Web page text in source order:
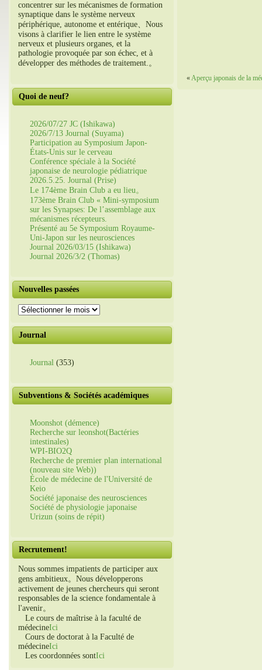
concentrer sur les mécanismes de formation
synaptique dans le système nerveux
périphérique, autonome et entérique、Nous
visons à clarifier le lien entre le système
nerveux et plusieurs organes, et la
pathologie provoquée par son échec, et à
développer des méthodes de traitement.。
Quoi de neuf?
2026/07/27 JC (Ishikawa)
2026/7/13 Journal (Suyama)
Participation au Symposium Japon-
États-Unis sur le cerveau
Conférence spéciale à la Société
japonaise de neurologie pédiatrique
2026.5.25. Journal (Prise)
Le 174ème Brain Club a eu lieu。
173ème Brain Club « Mini-symposium
sur les Synapses: De l’assemblage aux
mécanismes récepteurs.
Présenté au 5e Symposium Royaume-
Uni-Japon sur les neurosciences
Journal 2026/03/15 (Ishikawa)
Journal 2026/3/2 (Thomas)
Nouvelles passées
Nouvelles
passées
Journal
Journal (353)
Subventions & Sociétés académiques
Moonshot (démence)
Recherche sur leonshot(Bactéries
intestinales)
WPI-BIO2Q
Recherche de premier plan international
(nouveau site Web))
École de médecine de l'Université de
Keio
Société japonaise des neurosciences
Société de physiologie japonaise
Urizun (soins de répit)
Recrutement!
Nous sommes impatients de participer aux
gens ambitieux。Nous développerons
activement de jeunes chercheurs qui seront
responsables de la science fondamentale à
l'avenir。
Le cours de maîtrise à la faculté de
médecineIci
Cours de doctorat à la Faculté de
médecineIci
Les coordonnées sontIci
«Aperçu japonais de la